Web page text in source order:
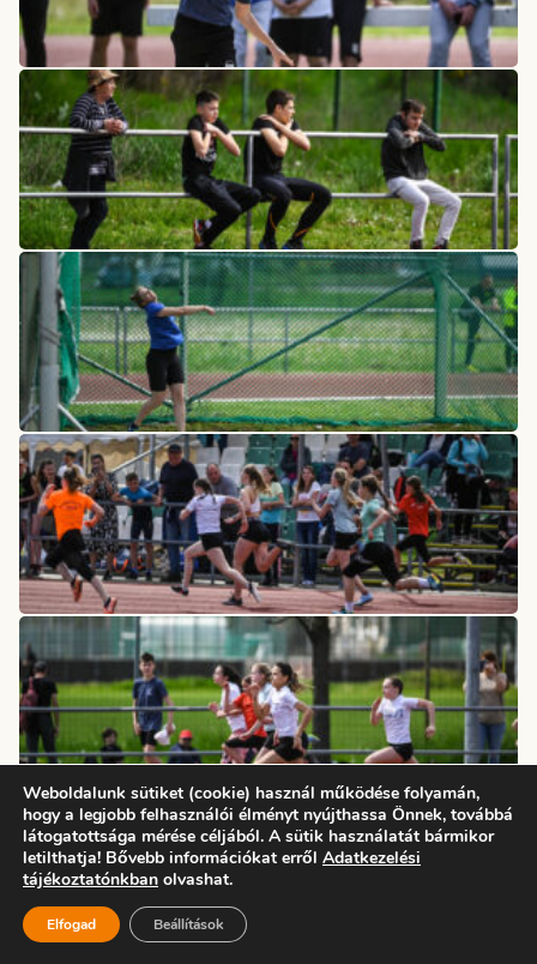
Weboldalunk sütiket (cookie) használ működése folyamán,
hogy a legjobb felhasználói élményt nyújthassa Önnek, továbbá
látogatottsága mérése céljából. A sütik használatát bármikor
letilthatja! Bővebb információkat erről Adatkezelési
tájékoztatónkban olvashat.
Elfogad Beállítások